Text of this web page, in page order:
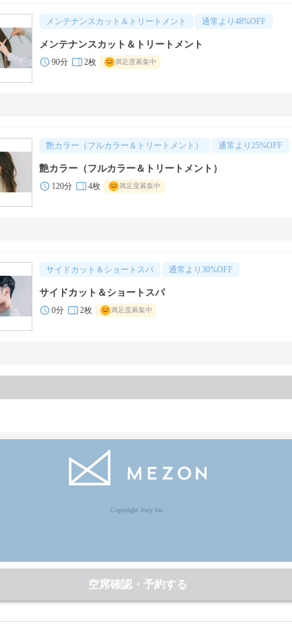
メンテナンスカット＆トリートメント 通常より 48%OFF
メンテナンスカット＆トリートメント
90分 2枚 満足度募集中
艶カラー（フルカラー＆トリートメント） 通常より 25%OFF
艶カラー（フルカラー＆トリートメント）
120分 4枚 満足度募集中
サイドカット＆ショートスパ 通常より 30%OFF
サイドカット＆ショートスパ
0分 2枚 満足度募集中
空席確認・予約する
Copyright Jocy inc.